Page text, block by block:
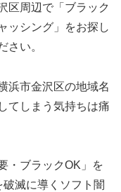
区周辺で「ブラック
ッシング」をお探し
さい。
浜市金沢区の地域名
てしまう気持ちは痛
・ブラックOK」を
滅に導くソフト闇